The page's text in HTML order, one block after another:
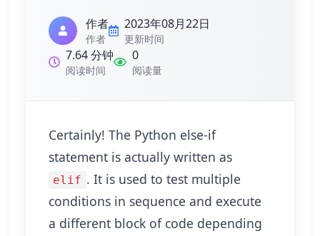
作者
作者
2023年08月22日
更新时间
7.64 分钟
阅读时间
0
阅读量
Certainly! The Python else-if
statement is actually written as
elif . It is used to test multiple
conditions in sequence and execute
a different block of code depending